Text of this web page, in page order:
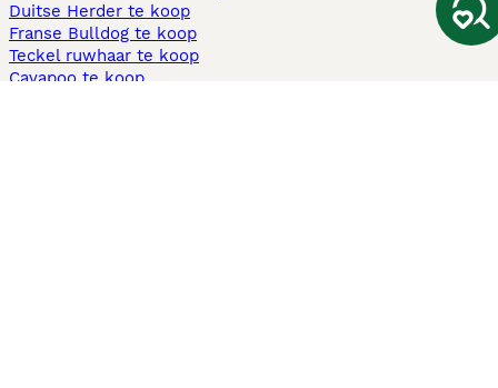
Duitse Herder te koop
Franse Bulldog te koop
Teckel ruwhaar te koop
Cavapoo te koop